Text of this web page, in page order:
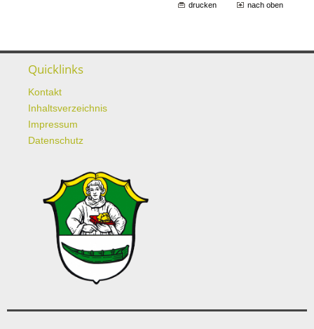
drucken nach oben
Quicklinks
Kontakt
Inhaltsverzeichnis
Impressum
Datenschutz